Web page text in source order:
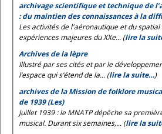
archivage scientifique et technique de
: du maintien des connaissances à la
Les activités de l'aéronautique et du
expériences majeures du XXe... (lire la
Archives de la lèpre
Illustré par ses cités et par le
l’espace qui s’étend de la... (lire la suite…)
archives de la Mission de folklore
de 1939 (Les)
Juillet 1939 : le MNATP dépêche sa
musical. Durant six semaines,... (lire la